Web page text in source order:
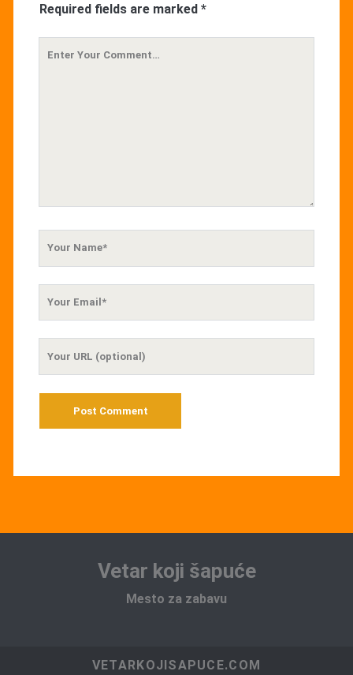
Required fields are marked *
Vetar koji šapuće
Mesto za zabavu
VETARKOJISAPUCE.COM